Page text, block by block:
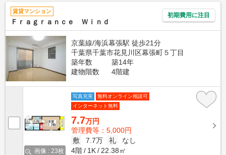
賃貸マンション
Ｆｒａｇｒａｎｃｅ Ｗｉｎｄ
初期費用に注目
京葉線/海浜幕張駅 徒歩21分
千葉県千葉市花見川区幕張町５丁目
築年数
築14年
建物階数
4階建
画像 : 23枚
写真充実
無料オンライン相談可
インターネット無料
7.7万円
管理費等：5,000円
敷
7.7万 礼
なし
4階
1K 22.38㎡